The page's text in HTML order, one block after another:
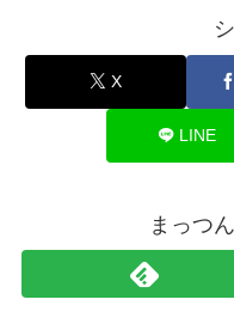
X
LINE
まっつ